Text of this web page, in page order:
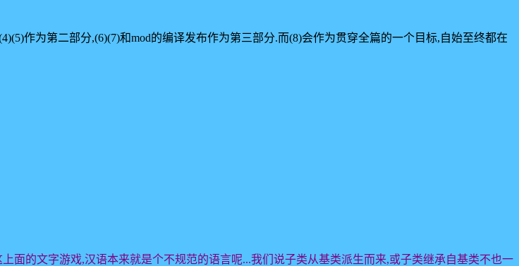
作为第二部分,(6)(7)和mod的编译发布作为第三部分.而(8)会作为贯穿全篇的一个目标,自始至终都在
面的文字游戏,汉语本来就是个不规范的语言呢...我们说子类从基类派生而来,或子类继承自基类不也一